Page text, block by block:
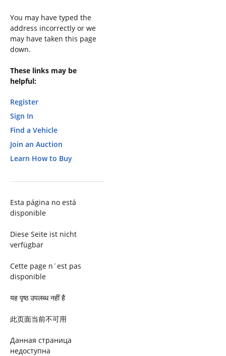
You may have typed the
address incorrectly or we
may have taken this page
down.
These links may be
helpful:
Register
Sign In
Find a Vehicle
Join an Auction
Learn How to Buy
Esta página no está
disponible
Diese Seite ist nicht
verfügbar
Cette page n´est pas
disponible
यह पृष्ठ उपलब्ध नहीं है
此页面当前不可用
Данная страница
недоступна